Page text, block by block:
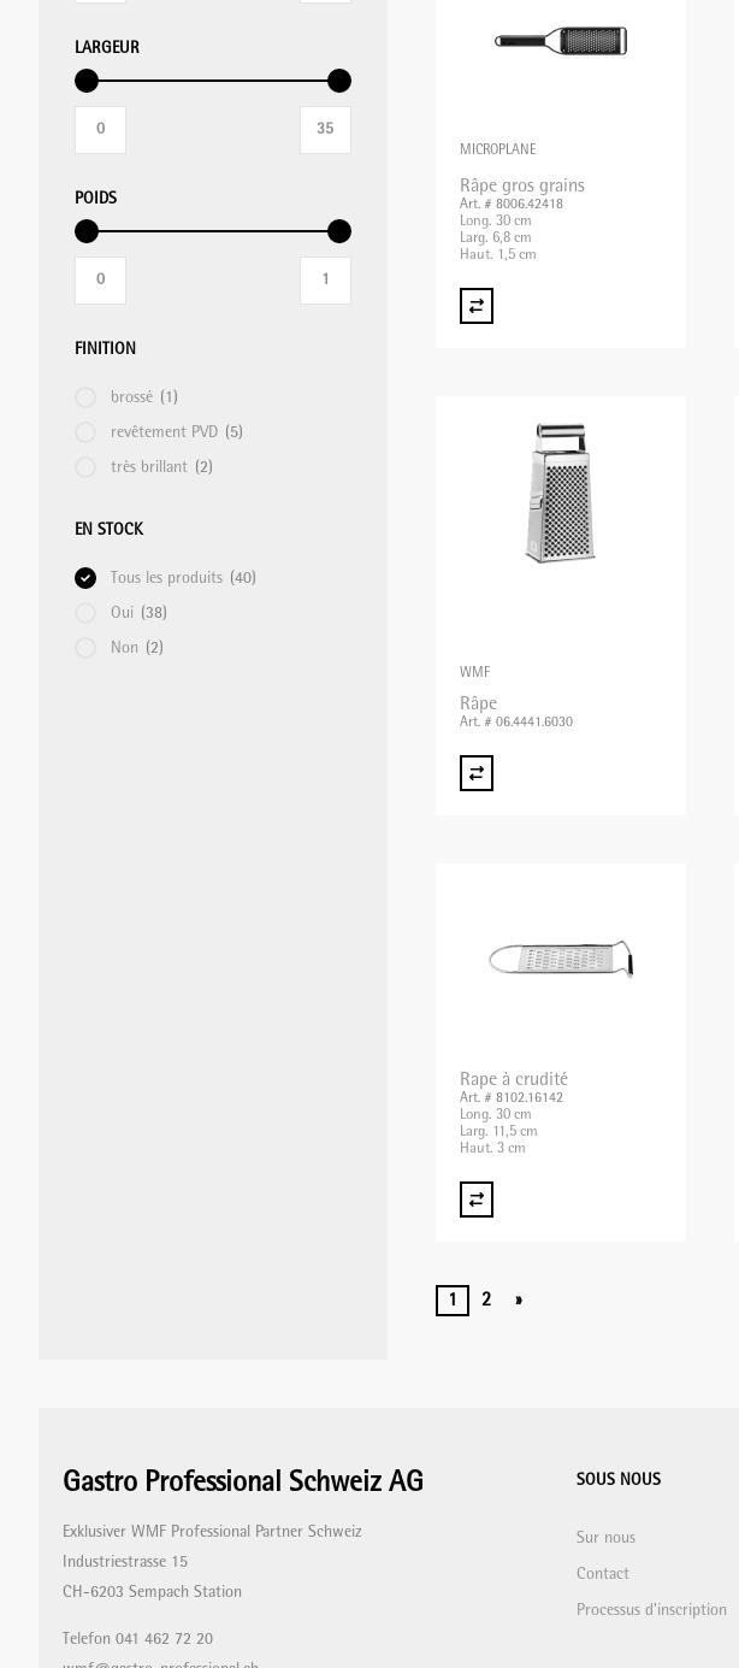
LARGEUR
POIDS
FINITION
brossé (1)
revêtement PVD (5)
très brillant (2)
EN STOCK
Tous les produits (40)
Oui (38)
Non (2)
MICROPLANE
Râpe gros grains
Art. # 8006.42418
Long. 30 cm
Larg. 6,8 cm
Haut. 1,5 cm
WMF
Râpe
Art. # 06.4441.6030
Rape à crudité
Art. # 8102.16142
Long. 30 cm
Larg. 11,5 cm
Haut. 3 cm
1 2 »
SOUS NOUS
Sur nous
Contact
Processus d'inscription
Gastro Professional Schweiz AG
Exklusiver WMF Professional Partner Schweiz
Industriestrasse 15
CH-6203 Sempach Station
Telefon 041 462 72 20